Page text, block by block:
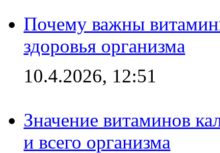
Почему важны
здоровья организма
10.4.2026, 12:51
Значение витаминов
и всего организма